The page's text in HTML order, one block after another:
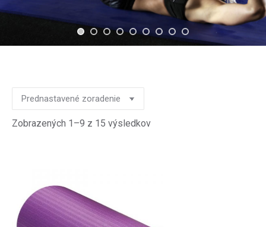
Zobrazených 1–9 z 15 výsledkov